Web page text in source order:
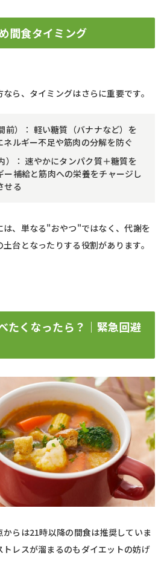
間食タイミング
ら、タイミングはさらに重要です。
前）： 軽い糖質（バナナなど）を
ネルギー不足や筋肉の分解を防ぐ
）： 速やかにタンパク質＋糖質を
ー補給と筋肉への栄養をチャージし
せる
は、単なる"おやつ"ではなく、代謝を
台となったりする役割があります。
たくなったら？｜緊急回避
らは21時以降の間食は推奨していま
レスが溜まるのもダイエットの妨げ